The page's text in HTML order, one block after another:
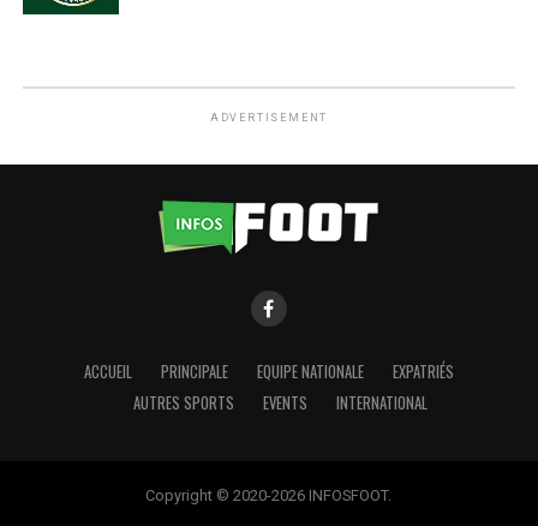
ADVERTISEMENT
ACCUEIL PRINCIPALE EQUIPE NATIONALE
EXPATRIÉS
AUTRES SPORTS
EVENTS INTERNATIONAL
Copyright © 2020-2026 INFOSFOOT.